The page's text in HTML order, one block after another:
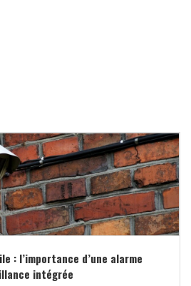
: l’importance d’une alarme
intégrée